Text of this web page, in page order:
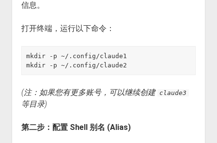
信息。
打开终端，运行以下命令：
mkdir -p ~/.config/claude1
(注：如果您有更多账号，可以继续创建 claude3
等目录)
第二步：配置 Shell 别名 (Alias)